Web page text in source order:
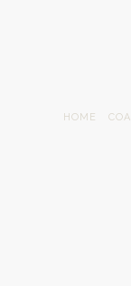
HOME